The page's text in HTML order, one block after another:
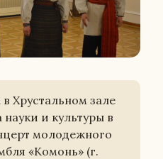
в Хру­сталь­ном зале
и куль­ту­ры в
мо­ло­деж­но­го
«Комонь» (г.